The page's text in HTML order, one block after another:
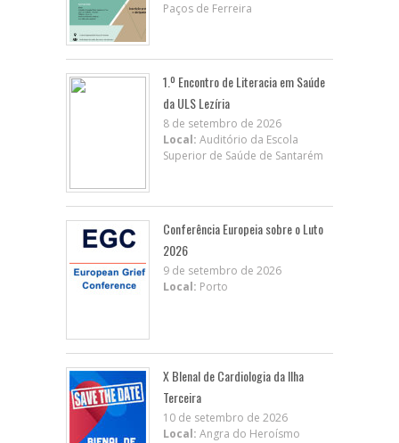
Paços de Ferreira
1.º Encontro de Literacia em Saúde
da ULS Lezíria
8 de setembro de 2026
Local: Auditório da Escola
Superior de Saúde de Santarém
Conferência Europeia sobre o Luto
2026
9 de setembro de 2026
Local: Porto
X BIenal de Cardiologia da Ilha
Terceira
10 de setembro de 2026
Local: Angra do Heroísmo